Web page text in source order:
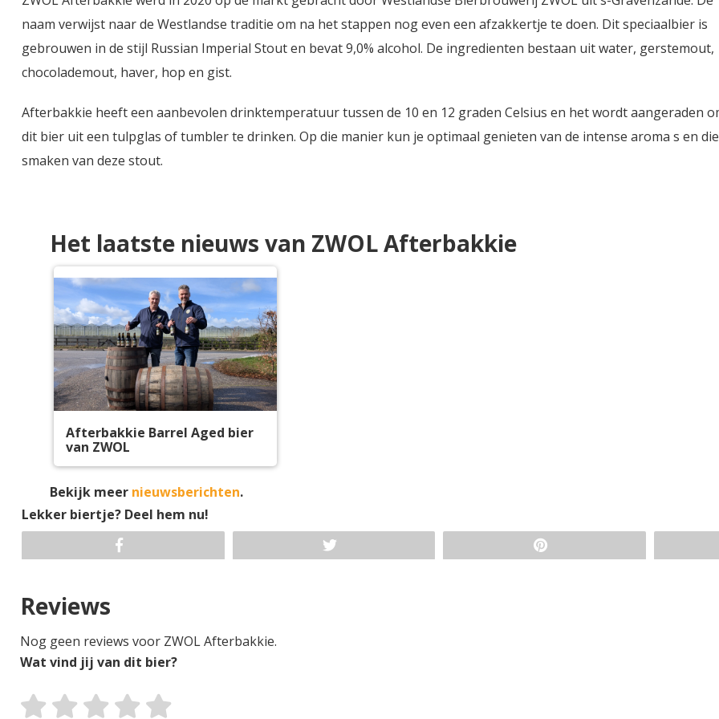
naam verwijst naar de Westlandse traditie om na het stappen nog even een afzakkertje te doen. Dit speciaalbier is
gebrouwen in de stijl Russian Imperial Stout en bevat 9,0% alcohol. De ingredienten bestaan uit water, gerstemout,
chocolademout, haver, hop en gist.
Afterbakkie heeft een aanbevolen drinktemperatuur tussen de 10 en 12 graden Celsius en het wordt aangeraden
dit bier uit een tulpglas of tumbler te drinken. Op die manier kun je optimaal genieten van de intense aroma s en
smaken van deze stout.
Het laatste nieuws van ZWOL Afterbakkie
Afterbakkie Barrel Aged bier
van ZWOL
Bekijk meer nieuwsberichten.
Lekker biertje? Deel hem nu!
Reviews
Nog geen reviews voor ZWOL Afterbakkie.
Wat vind jij van dit bier?